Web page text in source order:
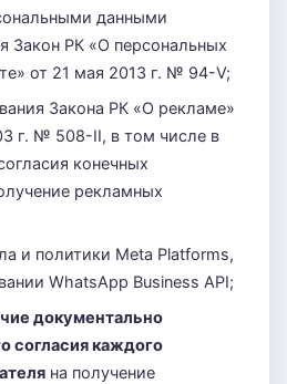
данными
Закон РК «О персональных
от 21 мая 2013 г. № 94-V;
Закона РК «О рекламе»
г. № 508-II, в том числе в
конечных
рекламных
и политики Meta Platforms,
WhatsApp Business API;
документально
согласия каждого
на получение